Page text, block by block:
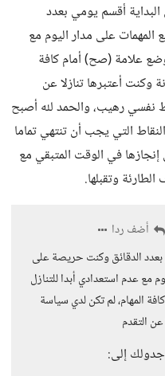
أقسم يومي بعدد
على مدار اليوم مع
علامة (صح) أمام كافة
وكنت أعتبرها تنازلا عن
نفسي رهيب، والحمد لله أصبح
التي يجب أن تنتهي تماما
إنجازها في الوقت المتبقي مع
وتقبلها.
أضف ردا
الدقائق وكنت حريصة على
مع عدم استعدادي أبدا للتنازل
المهام، لم تكن لدي سياسة
عن التقدم
إلى: